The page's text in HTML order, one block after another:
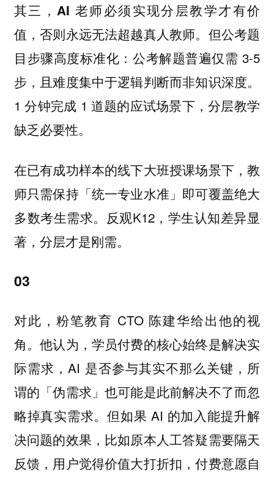
其三，AI 老师必须实现分层教学才有价
值，否则永远无法超越真人教师。 但公考题
目步骤高度标准化：公考解题普遍仅需 3-5
步，且难度集中于逻辑判断而非知识深度。
1 分钟完成 1 道题的应试场景下，分层教学
缺乏必要性。
在已有成功样本的线下大班授课场景下，教
师只需保持「统一专业水准」即可覆盖绝大
多数考生需求。反观K12，学生认知差异显
著，分层才是刚需。
03
对此，粉笔教育 CTO 陈建华给出他的视
角。他认为，学员付费的核心始终是解决实
际需求，AI 是否参与其实不那么关键， 所
谓的「伪需求」也可能是此前解决不了而忽
略掉真实需求。但如果 AI 的加入能提升解
决问题的效果，比如原本人工答疑需要隔天
反馈，用户觉得价值大打折扣，付费意愿自